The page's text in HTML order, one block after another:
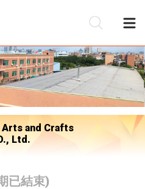
and Crafts
Ltd.
已結束)